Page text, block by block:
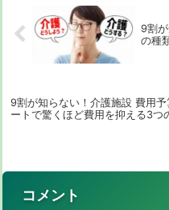
9割
の種
9割が知らない！介護施設 費用予
ートで驚くほど費用を抑える3つ
コメント